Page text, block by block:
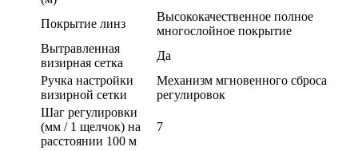
Покрытие линз
Высококачественное полное
многослойное покрытие
Вытравленная
визирная сетка
Да
Ручка настройки
визирной сетки
Механизм мгновенного сброса
регулировок
Шаг регулировки
(мм / 1 щелчок) на
расстоянии 100 м
7